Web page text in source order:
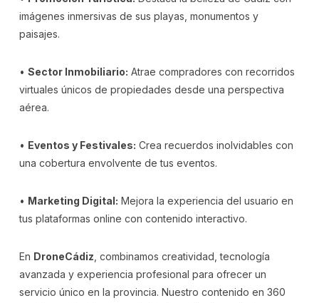
imágenes inmersivas de sus playas, monumentos y
paisajes.
• Sector Inmobiliario: Atrae compradores con recorridos
virtuales únicos de propiedades desde una perspectiva
aérea.
• Eventos y Festivales: Crea recuerdos inolvidables con
una cobertura envolvente de tus eventos.
• Marketing Digital: Mejora la experiencia del usuario en
tus plataformas online con contenido interactivo.
En DroneCádiz , combinamos creatividad, tecnología
avanzada y experiencia profesional para ofrecer un
servicio único en la provincia. Nuestro contenido en 360